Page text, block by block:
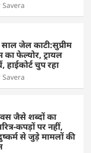
Savera
जेल काटी:सुप्रीम
का फेल्योर, ट्रायल
हाईकोर्ट चुप रहा
Savera
जैसे शब्दों का
कपड़ों पर नहीं,
से जुड़े मामलों की